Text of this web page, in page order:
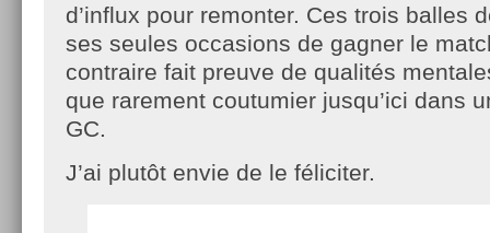
d’influx pour remonter. Ces trois balles
ses seules occasions de gagner le
contraire fait preuve de qualités
que rarement coutumier jusqu’ici dans
GC.
J’ai plutôt envie de le féliciter.